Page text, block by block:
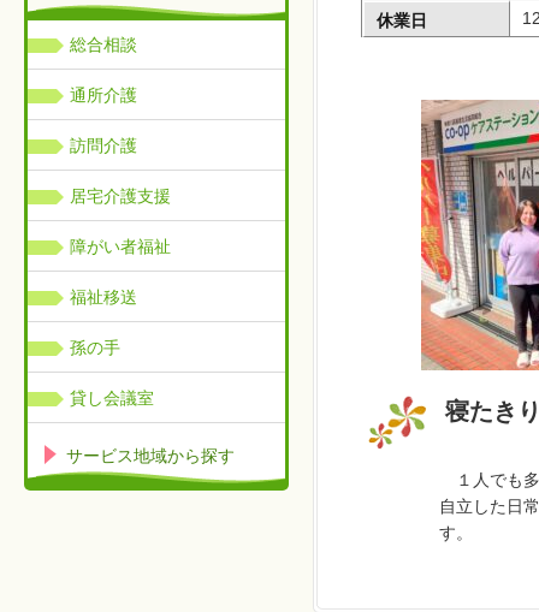
休業日
寝たき
１人でも
自立した日
す。
総合相談
通所介護
訪問介護
居宅介護支援
障がい者福祉
福祉移送
孫の手
貸し会議室
サービス地域から探す